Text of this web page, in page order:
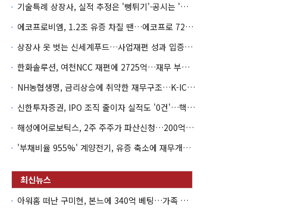
기술특례 상장사, 실적 추정은 '뻥튀기'·공시는 '누락'
에코프로비엠, 1.2조 유증 차질 땐…에코프로 7270억 '독박'
상장사 옷 벗는 신세계푸드…사업재편 성과 입증할까
한화솔루션, 여천NCC 재편에 2725억…재무 부담 커지나
NH농협생명, 금리상승에 취약한 재무구조…K-ICS 변동성 '주의보'
신한투자증권, IPO 조직 줄이자 실적도 '0건'…핵심 인력까지 이탈
해성에어로보틱스, 2주 주주가 파산신청…200억 CB 분쟁 확산
'부채비율 955%' 계양전기, 유증 축소에 재무개선 효과 '뚝'
아워홈 떠난 구미현, 본느에 340억 베팅…가족 지배체제 구축